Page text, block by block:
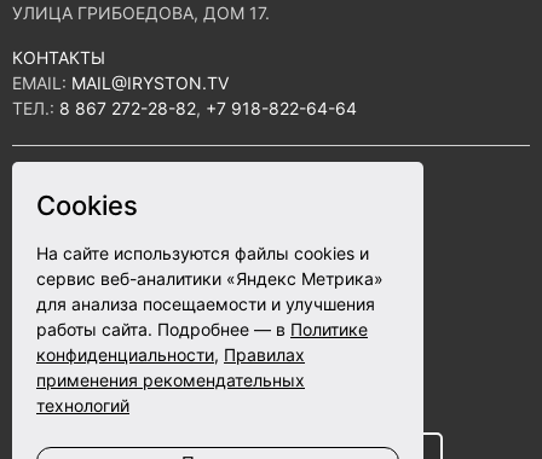
УЛИЦА ГРИБОЕДОВА, ДОМ 17.
КОНТАКТЫ
EMAIL: MAIL@IRYSTON.TV
ТЕЛ.: 8 867 272-28-82, +7 918-822-64-64
ПРАВИЛА ИСПОЛЬЗОВАНИЯ ФАЙЛОВ COOKIE
ПОЛЬЗОВАТЕЛЬСКОЕ СОГЛАШЕНИЕ
Разработка сайта - ABETA.ru
Cookies
На сайте используются файлы cookies и
сервис веб-аналитики «Яндекс Метрика»
для анализа посещаемости и улучшения
работы сайта. Подробнее — в Политике
конфиденциальности, Правилах
применения рекомендательных
технологий